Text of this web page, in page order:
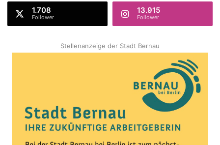
1.708
Follower
13.915
Follower
Stellenanzeige der Stadt Bernau